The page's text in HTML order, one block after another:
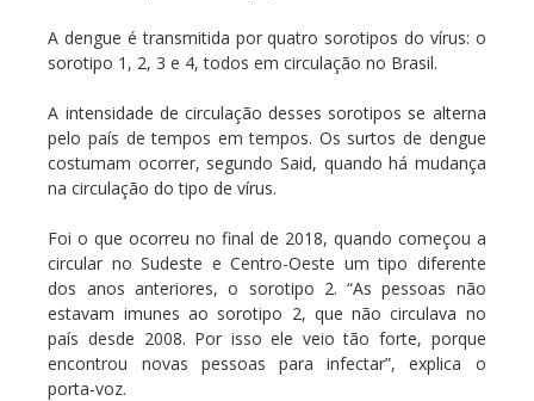
A dengue é transmitida por quatro sorotipos do vírus: o
sorotipo 1, 2, 3 e 4, todos em circulação no Brasil.
A intensidade de circulação desses sorotipos se alterna
pelo país de tempos em tempos. Os surtos de dengue
costumam ocorrer, segundo Said, quando há mudança
na circulação do tipo de vírus.
Foi o que ocorreu no final de 2018, quando começou a
circular no Sudeste e Centro-Oeste um tipo diferente
dos anos anteriores, o sorotipo 2. “As pessoas não
estavam imunes ao sorotipo 2, que não circulava no
país desde 2008. Por isso ele veio tão forte, porque
encontrou novas pessoas para infectar”, explica o
porta-voz.